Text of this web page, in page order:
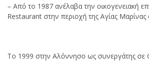
– Από το 1987 ανέλαβα την οικογενειακή
Restaurant στην περιοχή της Αγίας Μαρίνας
Το 1999 στην Αλόννησο ως συνεργάτης σε